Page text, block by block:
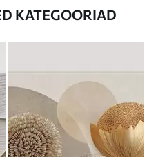
KATEGOORIAD